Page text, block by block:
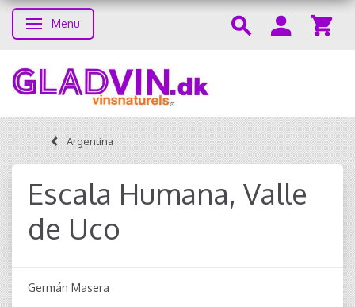
Toggle navigation
Menu
Argentina
Escala Humana, Valle
de Uco
Germán Masera